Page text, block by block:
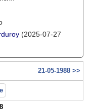
(2025-07-27
21-05-1988 >>